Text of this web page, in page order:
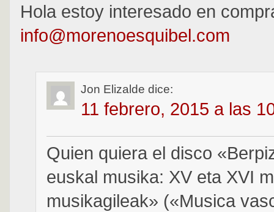
Hola estoy interesado en
info@morenoesquibel.com
Jon Elizalde dice:
11 febrero, 2015 a las
Quien quiera el disco
euskal musika: XV eta XVI
musikagileak» («Musica